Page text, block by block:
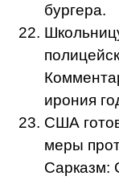
бургера.
ирония
США
меры
Сарказм: